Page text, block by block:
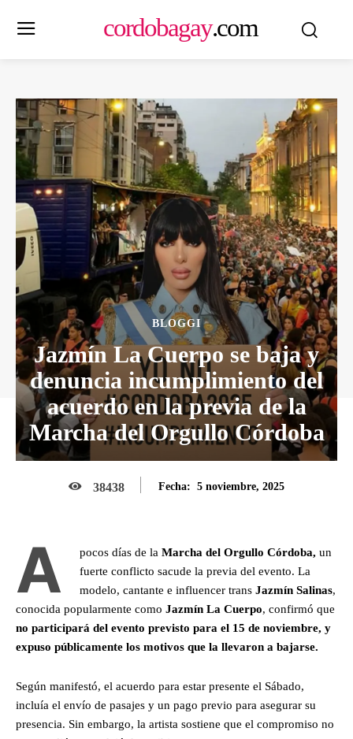
cordobagay.com
BLOGGI
Jazmín La Cuerpo se baja y
denuncia incumplimiento del
acuerdo en la previa de la
Marcha del Orgullo Córdoba
38438 Fecha: 5 noviembre, 2025
A pocos días de la Marcha del Orgullo Córdoba, un
fuerte conflicto sacude la previa del evento. La
modelo, cantante e influencer trans Jazmín Salinas,
conocida popularmente como Jazmín La Cuerpo, confirmó que
no participará del evento previsto para el 15 de noviembre, y
expuso públicamente los motivos que la llevaron a bajarse.
Según manifestó, el acuerdo para estar presente el Sábado,
incluía el envío de pasajes y un pago previo para asegurar su
presencia. Sin embargo, la artista sostiene que el compromiso no